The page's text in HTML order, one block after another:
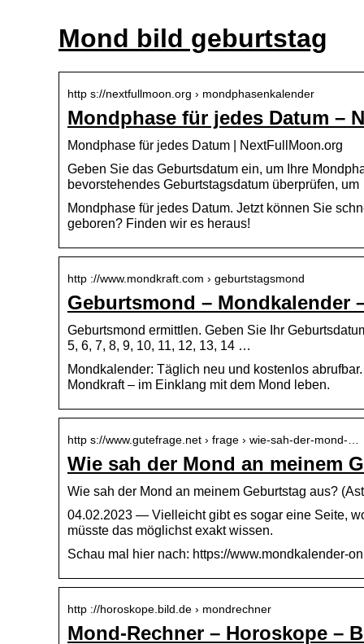
Mond bild geburtstag
http s://nextfullmoon.org › mondphasenkalender
Mondphase für jedes Datum –
Mondphase für jedes Datum | NextFullMoon.org
Geben Sie das Geburtsdatum ein, um Ihre
bevorstehendes Geburtstagsdatum überprüfen,
Mondphase für jedes Datum. Jetzt können Sie
geboren? Finden wir es heraus!
http ://www.mondkraft.com › geburtstagsmond
Geburtsmond – Mondkalender
Geburtsmond ermittlen. Geben Sie Ihr
5, 6, 7, 8, 9, 10, 11, 12, 13, 14 …
Mondkalender: Täglich neu und kostenlos
Mondkraft – im Einklang mit dem Mond leben.
http s://www.gutefrage.net › frage › wie-sah-der-mond-…
Wie sah der Mond an meinem
Wie sah der Mond an meinem Geburtstag aus?
04.02.2023 — Vielleicht gibt es sogar eine Seite,
müsste das möglichst exakt wissen.
Schau mal hier nach: https://www.mondkalender-
http ://horoskope.bild.de › mondrechner
Mond-Rechner – Horoskope –